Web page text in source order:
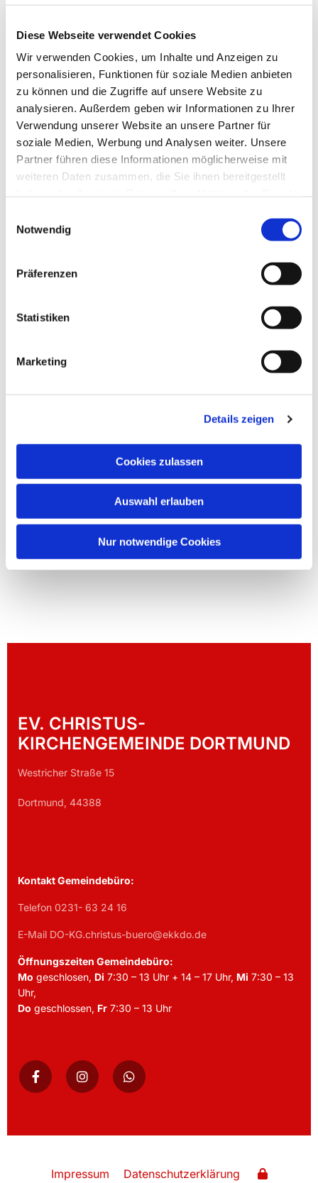
Diese Webseite verwendet Cookies
Wir verwenden Cookies, um Inhalte und Anzeigen zu
personalisieren, Funktionen für soziale Medien anbieten
zu können und die Zugriffe auf unsere Website zu
analysieren. Außerdem geben wir Informationen zu Ihrer
Verwendung unserer Website an unsere Partner für
soziale Medien, Werbung und Analysen weiter. Unsere
Partner führen diese Informationen möglicherweise mit
weiteren Daten zusammen, die Sie ihnen bereitgestellt
Notwendig
Präferenzen
Statistiken
Marketing
Details zeigen
Cookies zulassen
Auswahl erlauben
Nur notwendige Cookies
Dies könnte Sie auch
EV. CHRISTUS-
KIRCHENGEMEINDE DORTMUND
Westricher Straße 15
Dortmund, 44388
Kontakt Gemeindebüro:
Telefon 0231- 63 24 16
E-Mail DO-KG.christus-buero@ekkdo.de
Öffnungszeiten Gemeindebüro:
Mo geschlosen, Di 7:30 – 13 Uhr + 14 – 17 Uhr, Mi 7:30 – 13
Uhr,
Do geschlossen, Fr 7:30 – 13 Uhr
Impressum Datenschutzerklärung